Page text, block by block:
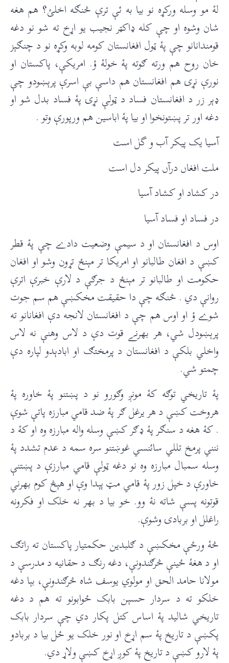
لۀ مو وسله ورکړه نو بيا به ئې ترې څنګه اخلئ؟ هم هغه
شان وشوه او چې کله ډاکټر نجيب يو اړخ ته شو نو دغه
قومندانانو چې پۀ ټول افغانستان کومه لوبه وکړه نو د چنګېز
خان روح هم ورته ګوته پۀ خولۀ ؤ. امريکې، پاکستان او
نورې نړۍ هم افغانستان هم داسې بې اسرې پرېښودو چې
ډېر زر د افغانستان فساد د ټولې نړۍ پۀ فساد بدل شو او
دغه اور تر پښتونخوا او بيا پۀ اباسین هم ورپورې وتو .
آسيا یک پیکر آب و گل است
ملت افغاں درآں پیکر دل است
در کشاد او کشاد آسیا
در فساد او فساد آسیا
اوس د افغانستان او د سيمې وضعیت دادے چې پۀ قطر
کښې د افغان طالبانو او امريکا تر مېنځ تړون وشو او افغان
حکومت او طالبانو تر مېنځ د جرګې د لارې خبرې اترې
روانې دي . څنګه چې دا حقيقت مخکښې هم سم جوت
شوے ؤ او اوس هم چې د افغانستان لانجه دې افغانانو ته
پرېښودل شي، هر بهرنے قوت دې د لاس وهنې نه لاس
واخلي بلکې د افغانستان د پرمختګ او ابادېدو لپاره دې
چمتو شي.
پۀ تاريخي توګه کۀ مونږ وګورو نو د پښتنو پۀ خاوره پۀ
هروخت کښې د هر يرغل ګر پۀ ضد قامي مبارزه پاتې شوې
. کۀ هغه د سنګر پۀ ډګر کښې وسله واله مبارزه وه او کۀ د
ننني پرمخ تللي سائنسي غوښتنو سره سمه د عدم تشدد پۀ
وسله سمبال مبارزه وه نو دغه ټولې قامي مبارزې د پښتنې
خاورې د خپل زور پۀ قامي مټ پېدا وې او هېڅ کوم بهرني
قوتونه پسې شاته نۀ وو. خو بيا د بهر نه خلک او فکرونه
راغلل او بربادۍ وشوې.
څۀ ورځې مخکښې د ګلبدين حکمتيار پاکستان ته راتګ
او د هغۀ ځينې څرګندونې، دغه رنګ د حقانيه د مدرسې د
مولانا حامد الحق او مولوي يوسف شاه څرګندونې، بېا دغه
خلکو ته د سردار حسېن بابک ځوابونو ته هم د دغه
تاريخي شاليد پۀ اساس کتل پکار دي چې سردار بابک
پکښې د تاريخ پۀ سم اړخ او نور خلک يو ځل بيا د بربادو
پۀ لارو کښې د تاريخ پۀ کوږ اړخ کښې ولاړ دي.‏